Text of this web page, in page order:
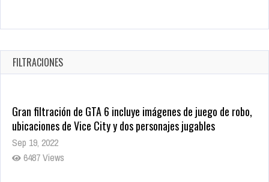
FILTRACIONES
Gran filtración de GTA 6 incluye imágenes de juego de robo,
ubicaciones de Vice City y dos personajes jugables
Sep 19, 2022
6487 Views